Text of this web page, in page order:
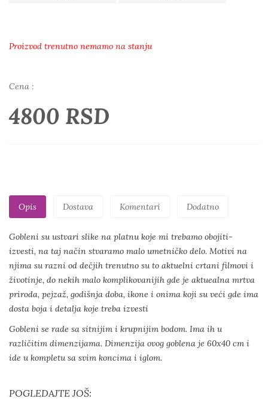
Proizvod trenutno nemamo na stanju
Cena :
4800 RSD
Opis Dostava Komentari Dodatno
Gobleni su ustvari slike na platnu koje mi trebamo obojiti-
izvesti, na taj način stvaramo malo umetničko delo. Motivi na
njima su razni od dečjih trenutno su to aktuelni crtani filmovi i
životinje, do nekih malo komplikovanijih gde je aktuealna mrtva
priroda, pejzaž, godišnja doba, ikone i onima koji su veći gde ima
dosta boja i detalja koje treba izvesti
Gobleni se rade sa sitnijim i krupnijim bodom. Ima ih u
različitim dimenzijama. Dimenzija ovog goblena je 60x40 cm i
ide u kompletu sa svim koncima i iglom.
POGLEDAJTE JOŠ: